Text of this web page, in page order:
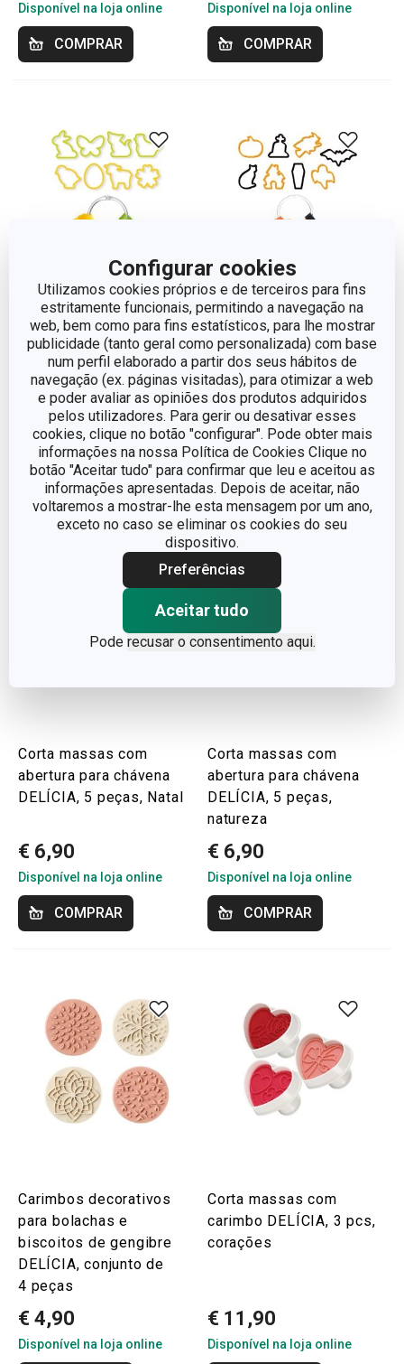
Configurar cookies
Utilizamos cookies próprios e de terceiros para fins
estritamente funcionais, permitindo a navegação na
web, bem como para fins estatísticos, para lhe mostrar
publicidade (tanto geral como personalizada) com base
num perfil elaborado a partir dos seus hábitos de
navegação (ex. páginas visitadas), para otimizar a web
e poder avaliar as opiniões dos produtos adquiridos
pelos utilizadores. Para gerir ou desativar esses
cookies, clique no botão "configurar". Pode obter mais
informações na nossa Política de Cookies Clique no
botão "Aceitar tudo" para confirmar que leu e aceitou as
informações apresentadas. Depois de aceitar, não
voltaremos a mostrar-lhe esta mensagem por um ano,
exceto no caso se eliminar os cookies do seu
dispositivo.
Preferências
Aceitar tudo
Pode recusar o consentimento aqui.
Disponível na loja online
COMPRAR
Disponível na loja online
COMPRAR
Corta massas de Páscoa
DELÍCIA, 8 pcs
€ 6,90
Disponível na loja online
COMPRAR
Corta massas de
Halloween DELÍCIA,
8 pcs
€ 6,90
Disponível na loja online
COMPRAR
Corta massas com
abertura para chávena
DELÍCIA, 5 peças, Natal
€ 6,90
Disponível na loja online
COMPRAR
Corta massas com
abertura para chávena
DELÍCIA, 5 peças,
natureza
€ 6,90
Disponível na loja online
COMPRAR
Carimbos decorativos
para bolachas e
biscoitos de gengibre
DELÍCIA, conjunto de
4 peças
€ 4,90
Disponível na loja online
Corta massas com
carimbo DELÍCIA, 3 pcs,
corações
€ 11,90
Disponível na loja online